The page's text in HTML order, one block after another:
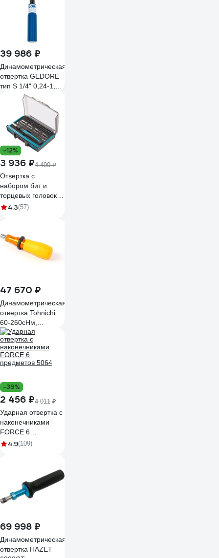
39 986 ₽
Динамометрическая
отвертка GEDORE
тип S 1/4" 0,24-1,2
Нм 7718050
-12%
3 936 ₽4 490 ₽
Отвертка с
набором бит и
торцевых головок
для точных работ
CrMo 11599
4.3(57)
47 670 ₽
Динамометрическая
отвертка Tohnichi
60-260сНм,
RTD260CN
-39%
2 456 ₽4 011 ₽
Ударная отвертка с
наконечниками
FORCE 6
предметов 5064
4.9(109)
69 998 ₽
Динамометрическая
отвертка HAZET